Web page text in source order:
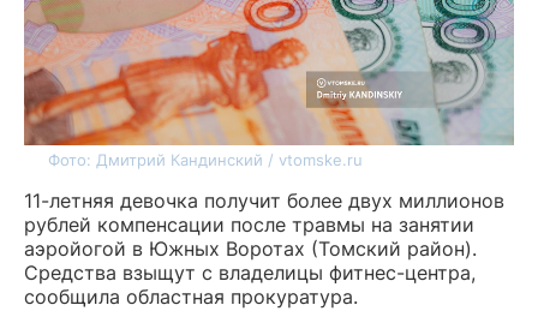
Фото: Дмитрий Кандинский / vtomske.ru
11-летняя девочка получит более двух миллионов
рублей компенсации после травмы на занятии
аэройогой в Южных Воротах (Томский район).
Средства взыщут с владелицы фитнес-центра,
сообщила областная прокуратура.